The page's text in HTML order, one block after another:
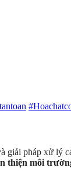
giải pháp xử lý
thiện môi